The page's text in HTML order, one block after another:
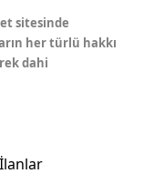
sitesinde
her türlü hakkı
dahi